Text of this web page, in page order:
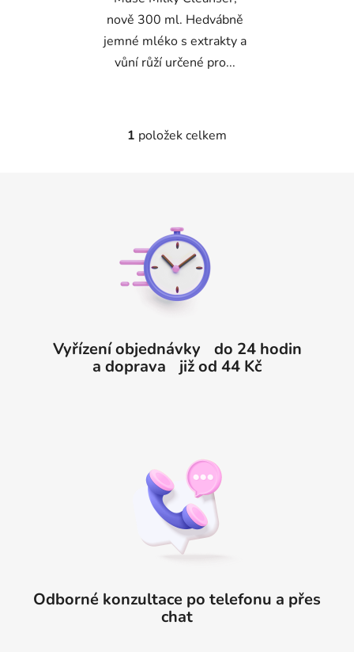
nově 300 ml. Hedvábně
jemné mléko s extrakty a
vůní růží určené pro...
O
a
c
í
p
r
y
v
1 položek celkem
Vyřízení objednávky do 24 hodin
a doprava již od 44 Kč
Odborné konzultace po telefonu a přes
chat